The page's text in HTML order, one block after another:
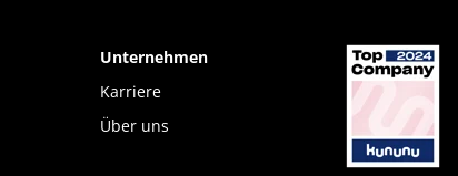
Unternehmen
Karriere
Über uns